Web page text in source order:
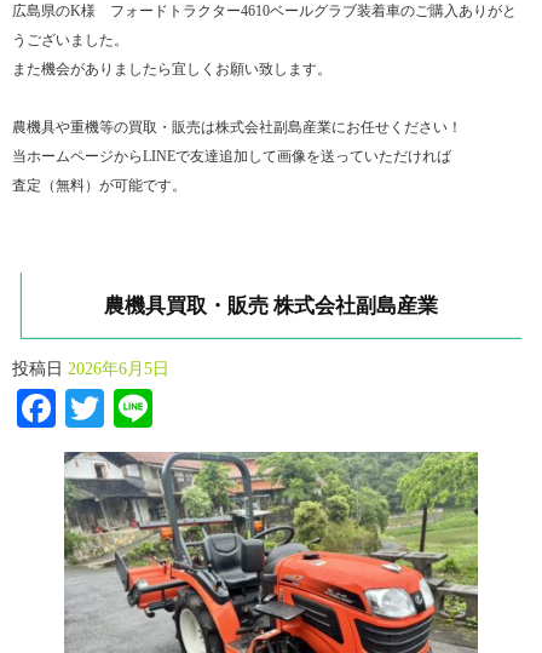
広島県のK様 フォードトラクター4610ベールグラブ装着車のご購入ありがと
うございました。
また機会がありましたら宜しくお願い致します。
農機具や重機等の買取・販売は株式会社副島産業にお任せください！
当ホームページからLINEで友達追加して画像を送っていただければ
査定（無料）が可能です。
農機具買取・販売 株式会社副島産業
投稿日 2026年6月5日
Facebook
Twitter